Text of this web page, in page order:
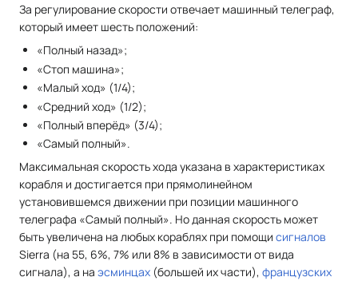
За регулирование скорости отвечает машинный телеграф,
который имеет шесть положений:
«Полный назад»;
«Стоп машина»;
«Малый ход» (1/4);
«Средний ход» (1/2);
«Полный вперёд» (3/4);
«Самый полный».
Максимальная скорость хода указана в характеристиках
корабля и достигается при прямолинейном
установившемся движении при позиции машинного
телеграфа «Самый полный». Но данная скорость может
быть увеличена на любых кораблях при помощи сигналов
Sierra (на 55, 6%, 7% или 8% в зависимости от вида
сигнала), а на эсминцах (большей их части), французских